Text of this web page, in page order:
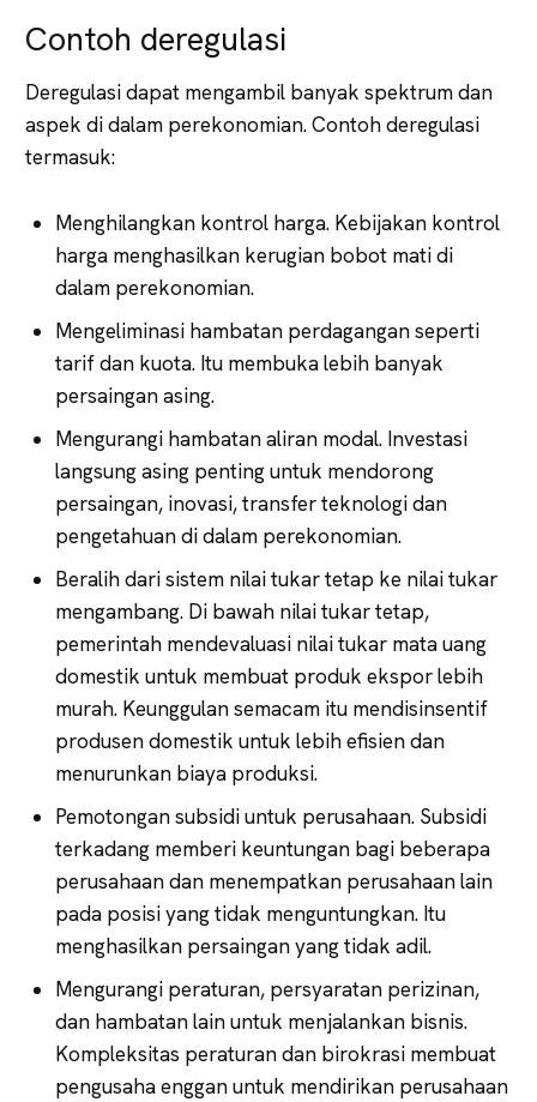
Contoh deregulasi
Deregulasi dapat mengambil banyak spektrum dan
aspek di dalam perekonomian. Contoh deregulasi
termasuk:
Menghilangkan kontrol harga. Kebijakan kontrol
harga menghasilkan kerugian bobot mati di
dalam perekonomian.
Mengeliminasi hambatan perdagangan seperti
tarif dan kuota. Itu membuka lebih banyak
persaingan asing.
Mengurangi hambatan aliran modal. Investasi
langsung asing penting untuk mendorong
persaingan, inovasi, transfer teknologi dan
pengetahuan di dalam perekonomian.
Beralih dari sistem nilai tukar tetap ke nilai tukar
mengambang. Di bawah nilai tukar tetap,
pemerintah mendevaluasi nilai tukar mata uang
domestik untuk membuat produk ekspor lebih
murah. Keunggulan semacam itu mendisinsentif
produsen domestik untuk lebih efisien dan
menurunkan biaya produksi.
Pemotongan subsidi untuk perusahaan. Subsidi
terkadang memberi keuntungan bagi beberapa
perusahaan dan menempatkan perusahaan lain
pada posisi yang tidak menguntungkan. Itu
menghasilkan persaingan yang tidak adil.
Mengurangi peraturan, persyaratan perizinan,
dan hambatan lain untuk menjalankan bisnis.
Kompleksitas peraturan dan birokrasi membuat
pengusaha enggan untuk mendirikan perusahaan